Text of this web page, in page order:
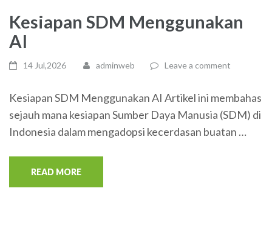
Kesiapan SDM Menggunakan
AI
14 Jul,2026 adminweb Leave a comment
Kesiapan SDM Menggunakan AI Artikel ini membahas
sejauh mana kesiapan Sumber Daya Manusia (SDM) di
Indonesia dalam mengadopsi kecerdasan buatan …
READ MORE